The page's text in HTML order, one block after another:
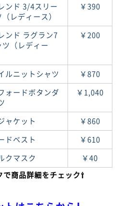
ンド 3/4スリー
レディース）
￥390
ンド ラグラン7
（レディー
￥200
ルニットシャツ
￥870
ォードボタンダ
￥1,040
ャケット
￥860
ドベスト
￥610
クマスク
￥40
で商品詳細をチェック⇧